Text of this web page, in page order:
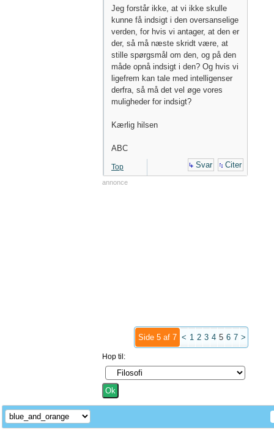
Jeg forstår ikke, at vi ikke skulle
kunne få indsigt i den oversanselige
verden, for hvis vi antager, at den er
der, så må næste skridt være, at
stille spørgsmål om den, og på den
måde opnå indsigt i den? Og hvis vi
ligefrem kan tale med intelligenser
derfra, så må det vel øge vores
muligheder for indsigt?
Kærlig hilsen
ABC
Top Svar Citer
annonce
Side 5 af 7 < 1 2 3 4 5 6 7 >
Hop til: